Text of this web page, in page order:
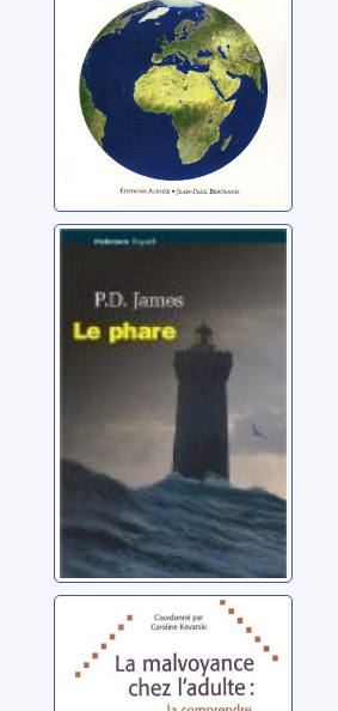
Le phare
James, Phyllis Dorothy
La malvoyance
chez l'adulte: la
comprendre, la